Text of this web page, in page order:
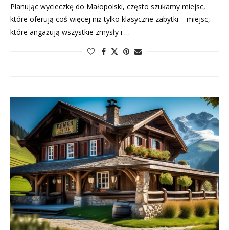
Planując wycieczkę do Małopolski, często szukamy miejsc,
które oferują coś więcej niż tylko klasyczne zabytki – miejsc,
które angażują wszystkie zmysły i …